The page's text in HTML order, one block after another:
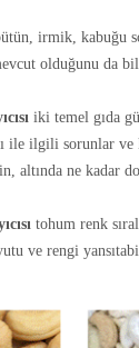
irmik,
olduğunu da
iki temel gıda
ile ilgili sorunlar
altında ne kadar
tohum renk
ve rengi